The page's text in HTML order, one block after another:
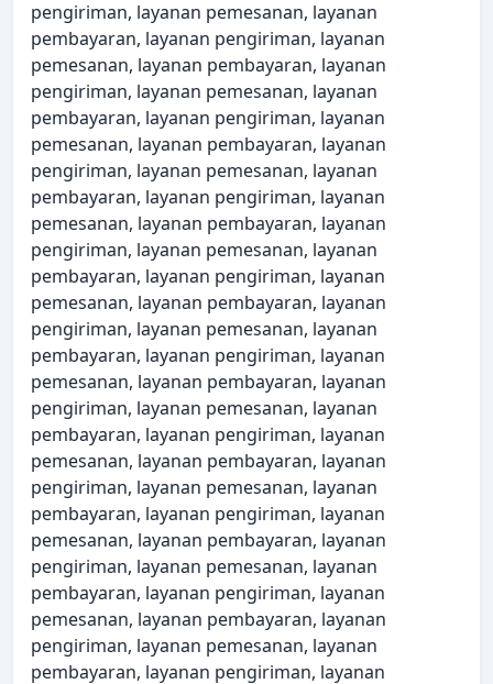
pengiriman, layanan pemesanan, layanan
pembayaran, layanan pengiriman, layanan
pemesanan, layanan pembayaran, layanan
pengiriman, layanan pemesanan, layanan
pembayaran, layanan pengiriman, layanan
pemesanan, layanan pembayaran, layanan
pengiriman, layanan pemesanan, layanan
pembayaran, layanan pengiriman, layanan
pemesanan, layanan pembayaran, layanan
pengiriman, layanan pemesanan, layanan
pembayaran, layanan pengiriman, layanan
pemesanan, layanan pembayaran, layanan
pengiriman, layanan pemesanan, layanan
pembayaran, layanan pengiriman, layanan
pemesanan, layanan pembayaran, layanan
pengiriman, layanan pemesanan, layanan
pembayaran, layanan pengiriman, layanan
pemesanan, layanan pembayaran, layanan
pengiriman, layanan pemesanan, layanan
pembayaran, layanan pengiriman, layanan
pemesanan, layanan pembayaran, layanan
pengiriman, layanan pemesanan, layanan
pembayaran, layanan pengiriman, layanan
pemesanan, layanan pembayaran, layanan
pengiriman, layanan pemesanan, layanan
pembayaran, layanan pengiriman, layanan